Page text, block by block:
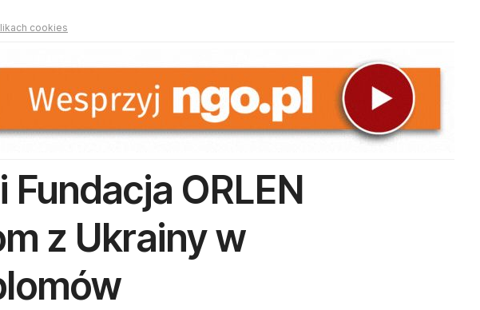
cookies
Fundacja ORLEN
z Ukrainy w